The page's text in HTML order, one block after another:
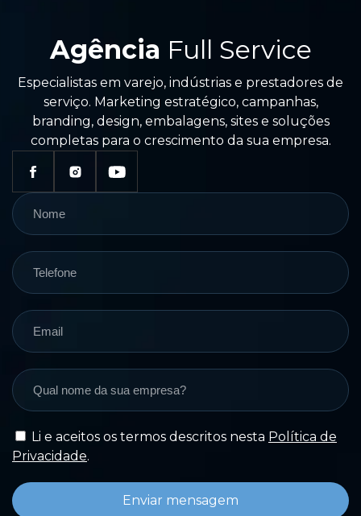
Agência Full Service
Especialistas em varejo, indústrias e prestadores de
serviço. Marketing estratégico, campanhas,
branding, design, embalagens, sites e soluções
completas para o crescimento da sua empresa.
Li e aceitos os termos descritos nesta Política de
Privacidade.
Enviar mensagem